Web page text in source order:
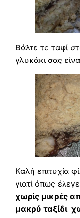
Βάλτε το ταψί
γλυκάκι σας
Καλή επιτυχία
γιατί όπως
χωρίς μικρές
μακρύ ταξίδι